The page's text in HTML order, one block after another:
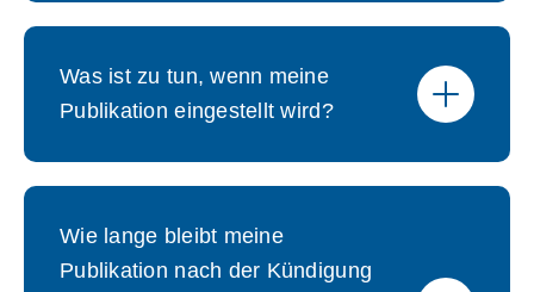
Was ist zu tun, wenn meine
Publikation eingestellt wird?
Wie lange bleibt meine
Publikation nach der Kündigung